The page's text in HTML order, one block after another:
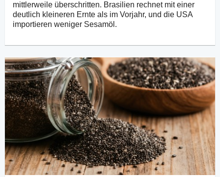
mittlerweile überschritten. Brasilien rechnet mit einer
deutlich kleineren Ernte als im Vorjahr, und die USA
importieren weniger Sesamöl.